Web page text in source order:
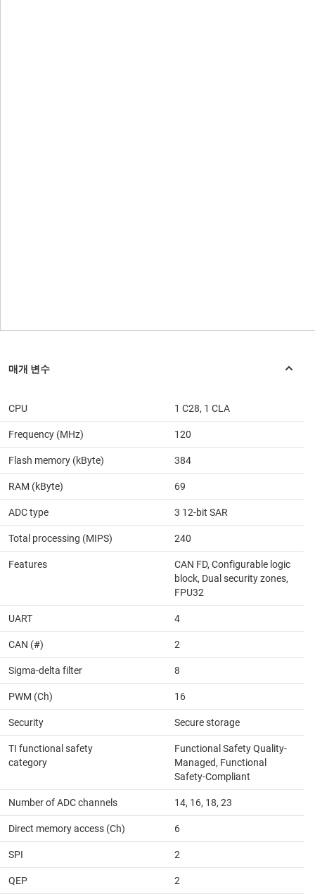
CPU 1 C28, 1 CLA
Frequency (MHz) 120
Flash memory (kByte) 384
RAM (kByte) 69
ADC type 3 12-bit SAR
Total processing (MIPS) 240
Features
CAN FD, Configurable logic
block, Dual security zones,
FPU32
UART 4
CAN (#) 2
Sigma-delta filter 8
PWM (Ch) 16
Security Secure storage
TI functional safety
category
Functional Safety Quality-
Managed, Functional
Safety-Compliant
Number of ADC channels 14, 16, 18, 23
Direct memory access (Ch) 6
SPI 2
QEP 2